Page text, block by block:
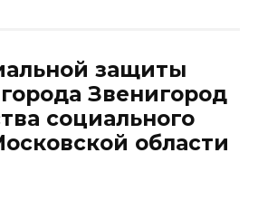
защиты
Звенигород
социального
области